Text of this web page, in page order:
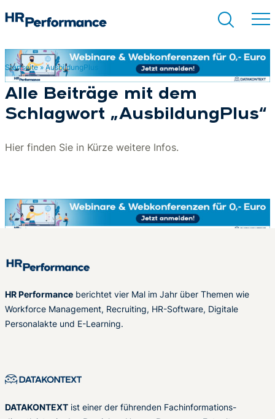
Suchen
Startseite» AusbildungPlus
Alle Beiträge mit dem
Schlagwort „AusbildungPlus“
Hier finden Sie in Kürze weitere Infos.
HR Performance berichtet vier Mal im Jahr über Themen wie
Workforce Management, Recruiting, HR-Software, Digitale
Personalakte und E-Learning.
DATAKONTEXT ist einer der führenden Fachinformations-